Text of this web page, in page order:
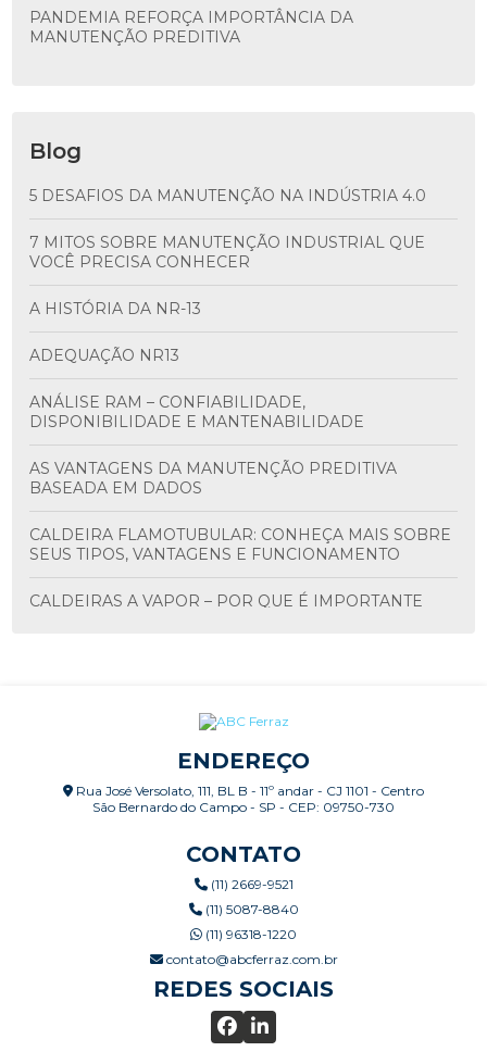
PANDEMIA REFORÇA IMPORTÂNCIA DA
MANUTENÇÃO PREDITIVA
Blog
5 DESAFIOS DA MANUTENÇÃO NA INDÚSTRIA 4.0
7 MITOS SOBRE MANUTENÇÃO INDUSTRIAL QUE
VOCÊ PRECISA CONHECER
A HISTÓRIA DA NR-13
ADEQUAÇÃO NR13
ANÁLISE RAM – CONFIABILIDADE,
DISPONIBILIDADE E MANTENABILIDADE
AS VANTAGENS DA MANUTENÇÃO PREDITIVA
BASEADA EM DADOS
CALDEIRA FLAMOTUBULAR: CONHEÇA MAIS SOBRE
SEUS TIPOS, VANTAGENS E FUNCIONAMENTO
CALDEIRAS A VAPOR – POR QUE É IMPORTANTE
RASTREADA
CHECKLIST PÓS MANUTENÇÃO
AQUATUBULARES E QUAIS SUAS VANTAGENS?
ENDEREÇO
Rua José Versolato, 111, BL B - 11º andar - CJ 1101 - Centro
São Bernardo do Campo - SP - CEP: 09750-730
CONTATO
(11) 2669-9521
(11) 5087-8840
(11) 96318-1220
contato@abcferraz.com.br
REDES SOCIAIS